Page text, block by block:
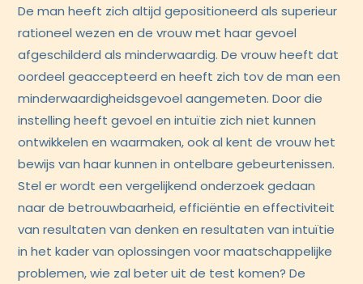
De man heeft zich altijd gepositioneerd als superieur
rationeel wezen en de vrouw met haar gevoel
afgeschilderd als minderwaardig. De vrouw heeft dat
oordeel geaccepteerd en heeft zich tov de man een
minderwaardigheidsgevoel aangemeten. Door die
instelling heeft gevoel en intuïtie zich niet kunnen
ontwikkelen en waarmaken, ook al kent de vrouw het
bewijs van haar kunnen in ontelbare gebeurtenissen.
Stel er wordt een vergelijkend onderzoek gedaan
naar de betrouwbaarheid, efficiëntie en effectiviteit
van resultaten van denken en resultaten van intuïtie
in het kader van oplossingen voor maatschappelijke
problemen, wie zal beter uit de test komen? De